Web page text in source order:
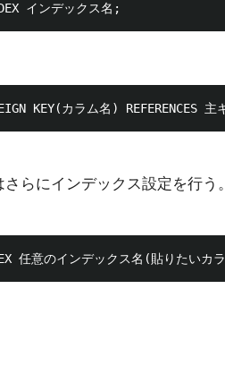
らにインデックス設定を行う。